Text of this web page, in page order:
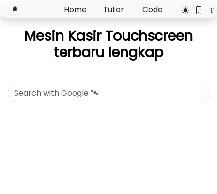
Home Tutor Code
Mesin Kasir Touchscreen
terbaru lengkap